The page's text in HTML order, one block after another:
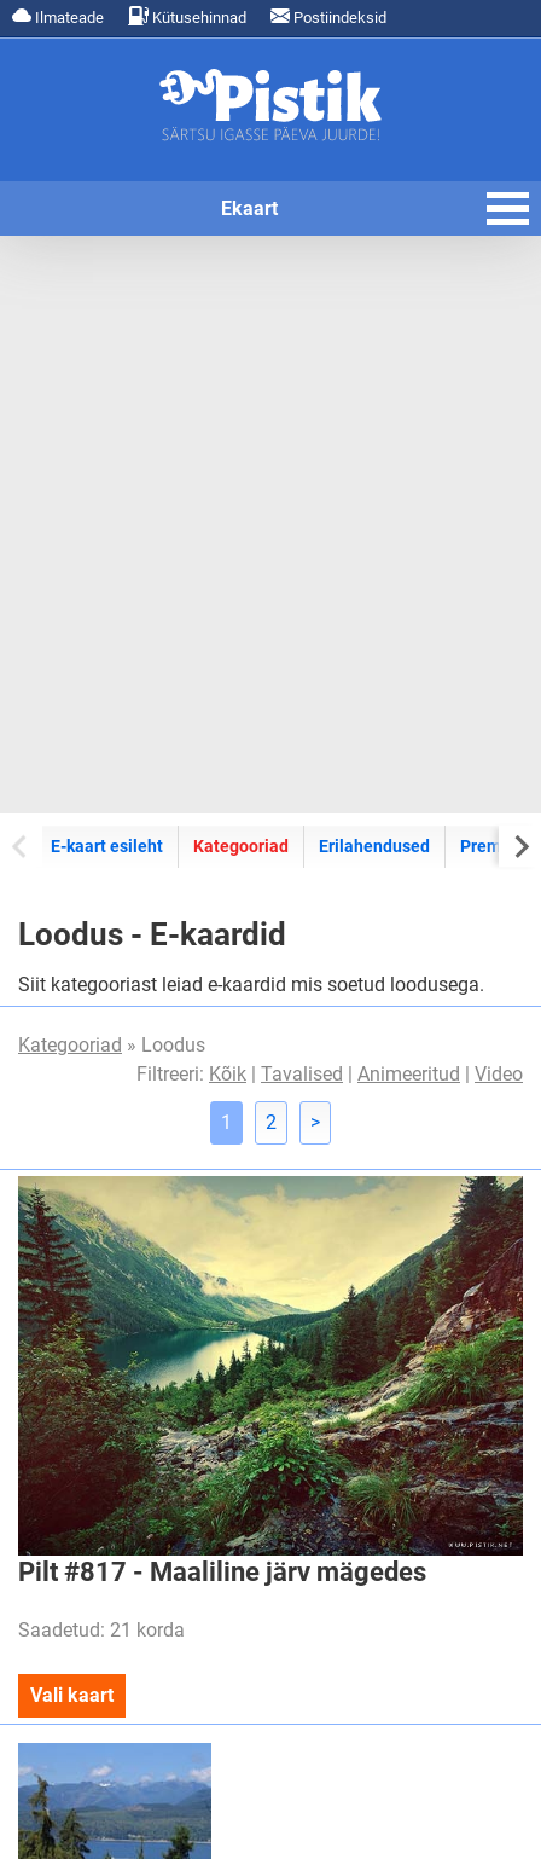
Ilmateade Kütusehinnad Postiindeksid
Ekaart
E-kaart esileht E-kaartide
Kategooriad Erilahendused Premium
Loodus - E-kaardid
Siit kategooriast leiad e-kaardid mis soetud loodusega.
Kategooriad » Loodus
Filtreeri: Kõik | Tavalised | Animeeritud | Video
1 2 >
Pilt #817 - Maaliline järv mägedes
Saadetud: 21 korda
Vali kaart